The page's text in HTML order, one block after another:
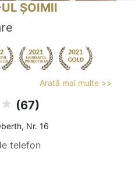
ȘOIMII
Arată mai multe >>
(67)
Nr. 16
telefon